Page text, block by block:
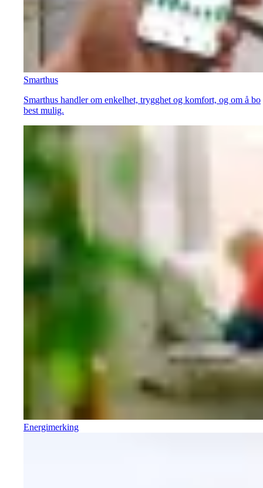
Smarthus
Smarthus handler om enkelhet, trygghet og komfort, og om å bo
best mulig.
Energimerking